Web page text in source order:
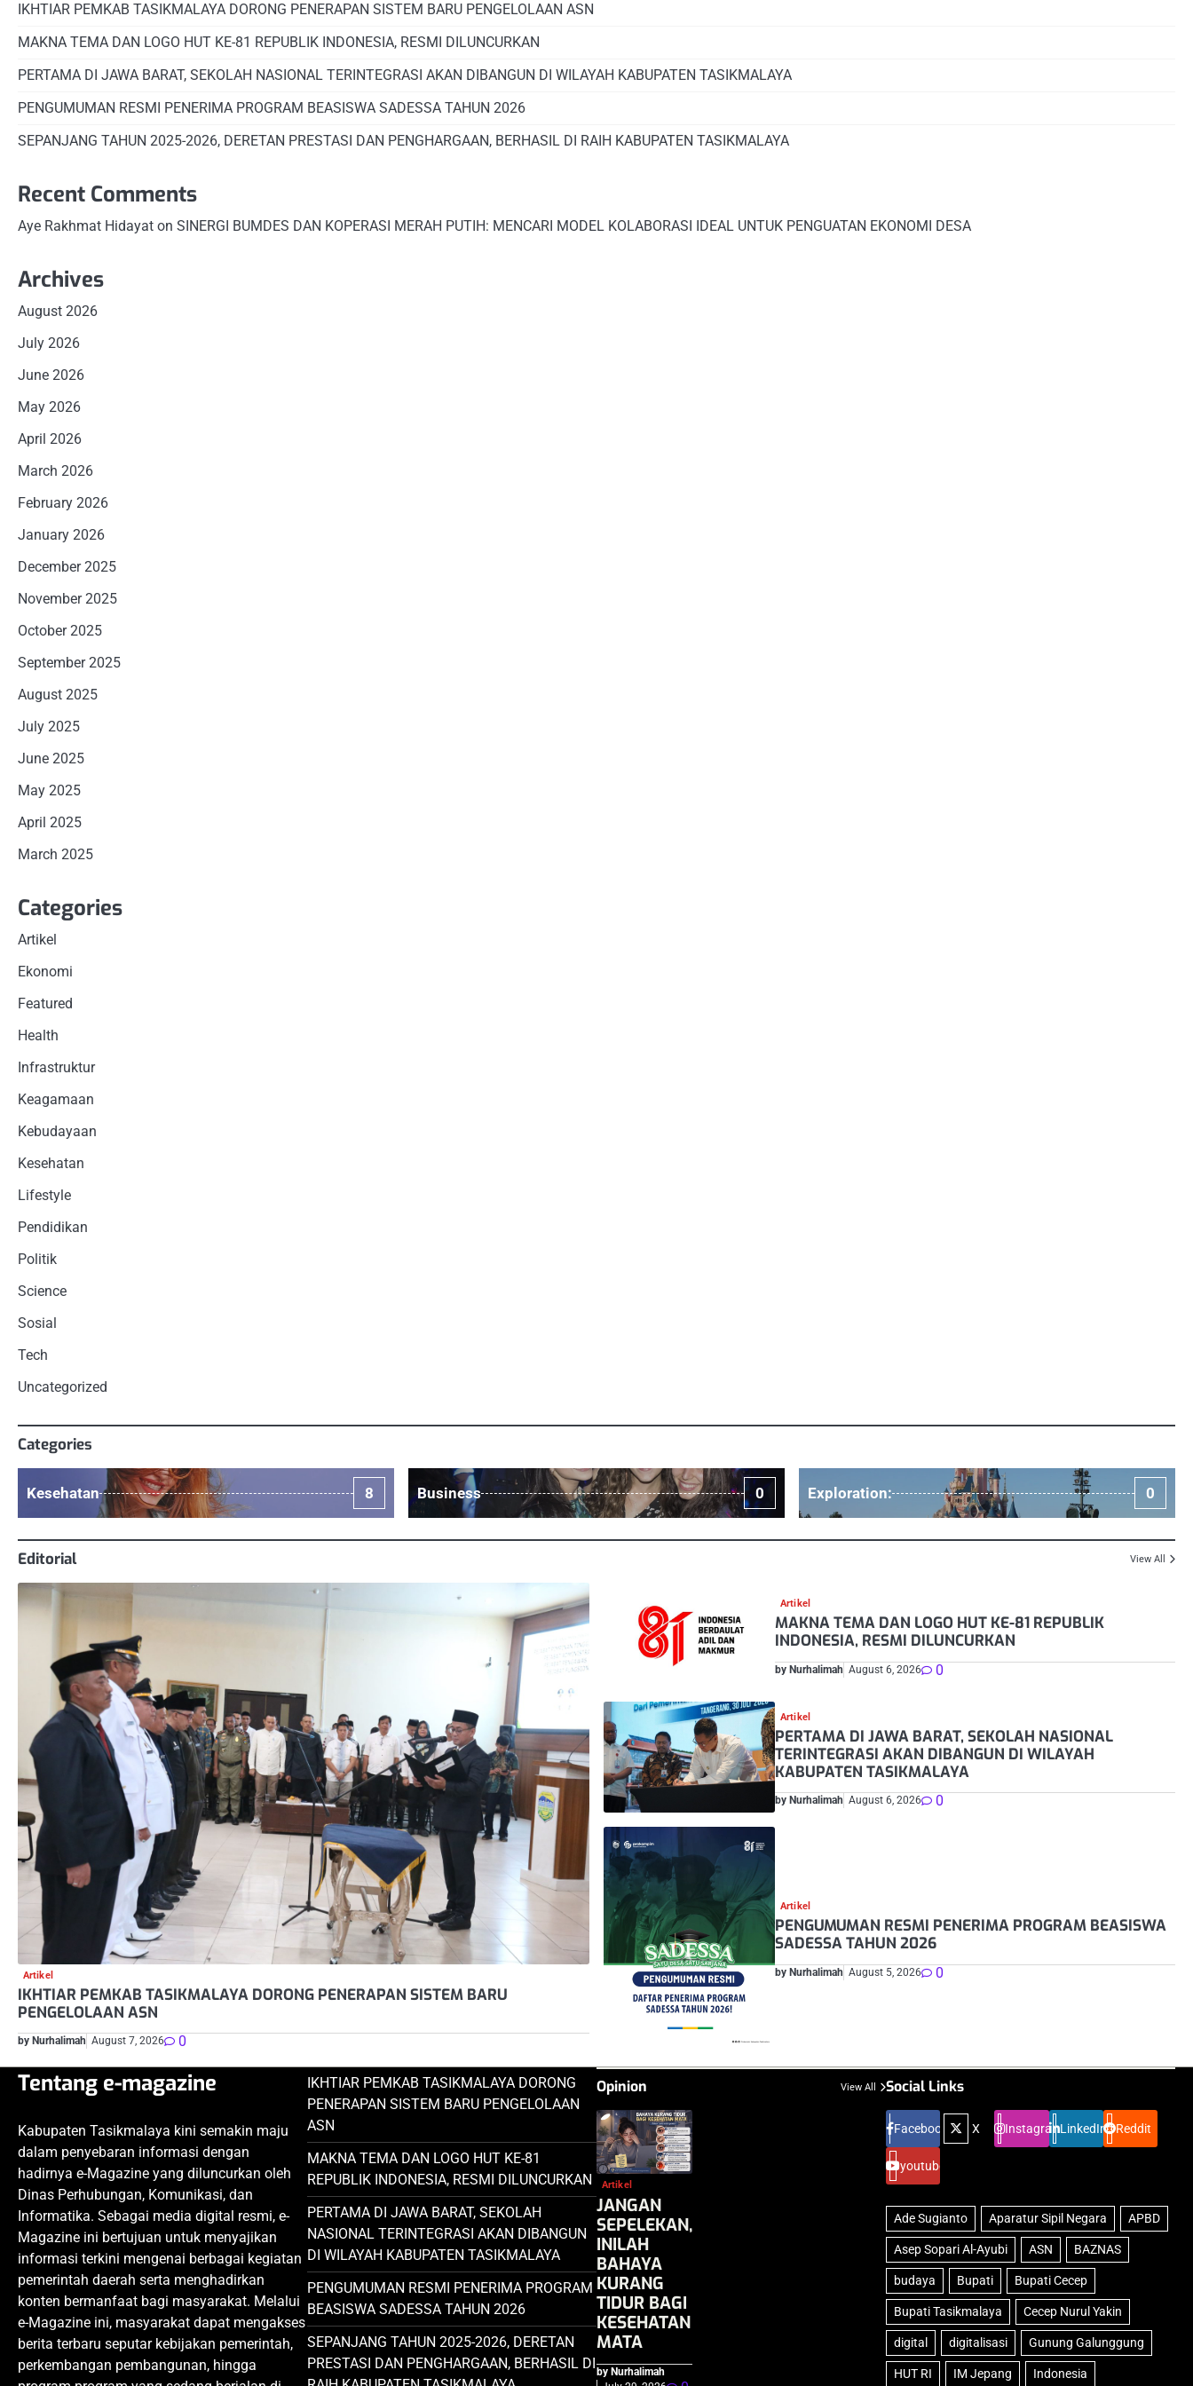
IKHTIAR PEMKAB TASIKMALAYA DORONG PENERAPAN SISTEM BARU PENGELOLAAN ASN
MAKNA TEMA DAN LOGO HUT KE-81 REPUBLIK INDONESIA, RESMI DILUNCURKAN
PERTAMA DI JAWA BARAT, SEKOLAH NASIONAL TERINTEGRASI AKAN DIBANGUN DI WILAYAH KABUPATEN TASIKMALAYA
PENGUMUMAN RESMI PENERIMA PROGRAM BEASISWA SADESSA TAHUN 2026
SEPANJANG TAHUN 2025-2026, DERETAN PRESTASI DAN PENGHARGAAN, BERHASIL DI RAIH KABUPATEN TASIKMALAYA
Recent Comments
Aye Rakhmat Hidayat on SINERGI BUMDES DAN KOPERASI MERAH PUTIH: MENCARI MODEL KOLABORASI IDEAL UNTUK PENGUATAN EKONOMI DESA
Archives
August 2026
July 2026
June 2026
May 2026
April 2026
March 2026
February 2026
January 2026
December 2025
November 2025
October 2025
September 2025
August 2025
July 2025
June 2025
May 2025
April 2025
March 2025
Categories
Artikel
Ekonomi
Featured
Health
Infrastruktur
Keagamaan
Kebudayaan
Kesehatan
Lifestyle
Pendidikan
Politik
Science
Sosial
Tech
Uncategorized
Categories
Kesehatan 8 Business 0 Exploration: 0
Editorial View All
Artikel
IKHTIAR PEMKAB TASIKMALAYA DORONG PENERAPAN SISTEM BARU
PENGELOLAAN ASN
by Nurhalimah August 7, 2026 0
Artikel
MAKNA TEMA DAN LOGO HUT KE-81 REPUBLIK
INDONESIA, RESMI DILUNCURKAN
by Nurhalimah August 6, 2026 0
Artikel
PERTAMA DI JAWA BARAT, SEKOLAH NASIONAL
TERINTEGRASI AKAN DIBANGUN DI WILAYAH
KABUPATEN TASIKMALAYA
by Nurhalimah August 6, 2026 0
Artikel
PENGUMUMAN RESMI PENERIMA PROGRAM BEASISWA
SADESSA TAHUN 2026
by Nurhalimah August 5, 2026 0
Tentang e-magazine
Kabupaten Tasikmalaya kini semakin maju
dalam penyebaran informasi dengan
hadirnya e-Magazine yang diluncurkan oleh
Dinas Perhubungan, Komunikasi, dan
Informatika. Sebagai media digital resmi, e-
Magazine ini bertujuan untuk menyajikan
informasi terkini mengenai berbagai kegiatan
pemerintah daerah serta menghadirkan
konten bermanfaat bagi masyarakat. Melalui
e-Magazine ini, masyarakat dapat mengakses
berita terbaru seputar kebijakan pemerintah,
perkembangan pembangunan, hingga
IKHTIAR PEMKAB TASIKMALAYA DORONG
PENERAPAN SISTEM BARU PENGELOLAAN
ASN
MAKNA TEMA DAN LOGO HUT KE-81
REPUBLIK INDONESIA, RESMI DILUNCURKAN
PERTAMA DI JAWA BARAT, SEKOLAH
NASIONAL TERINTEGRASI AKAN DIBANGUN
DI WILAYAH KABUPATEN TASIKMALAYA
PENGUMUMAN RESMI PENERIMA PROGRAM
BEASISWA SADESSA TAHUN 2026
SEPANJANG TAHUN 2025-2026, DERETAN
PRESTASI DAN PENGHARGAAN, BERHASIL DI
Opinion View All
Artikel
JANGAN
SEPELEKAN,
INILAH
BAHAYA
KURANG
TIDUR BAGI
KESEHATAN
MATA
by Nurhalimah
Social Links
Facebook X InstagramLinkedIn Reddit
youtube